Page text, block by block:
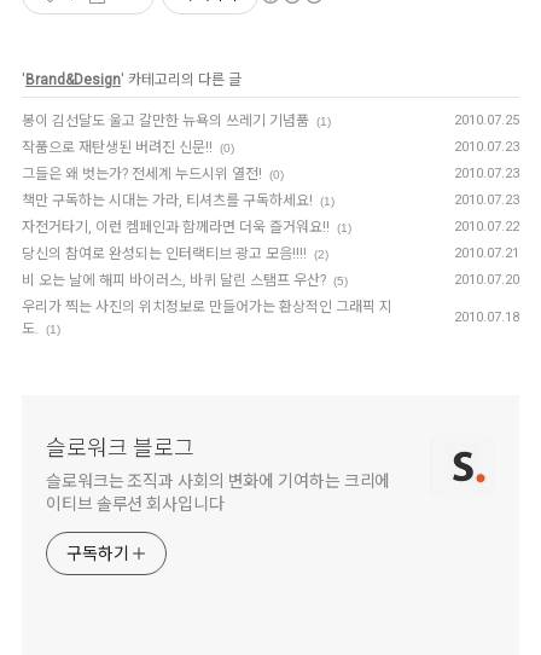
'Brand&Design' 카테고리의 다른 글
봉이 김선달도 울고 갈만한 뉴욕의 쓰레기 기념품 (1) 2010.07.25
작품으로 재탄생된 버려진 신문!! (0) 2010.07.23
그들은 왜 벗는가? 전세계 누드시위 열전! (0) 2010.07.23
책만 구독하는 시대는 가라, 티셔츠를 구독하세요! (1) 2010.07.23
자전거타기, 이런 켐페인과 함께라면 더욱 즐거워요!! (1) 2010.07.22
당신의 참여로 완성되는 인터랙티브 광고 모음!!!! (2) 2010.07.21
비 오는 날에 해피 바이러스, 바퀴 달린 스탬프 우산? (5) 2010.07.20
우리가 찍는 사진의 위치정보로 만들어가는 환상적인 그래픽 지
도.
(1)
2010.07.18
슬로워크 블로그
슬로워크는 조직과 사회의 변화에 기여하는 크리에
이티브 솔루션 회사입니다
구독하기